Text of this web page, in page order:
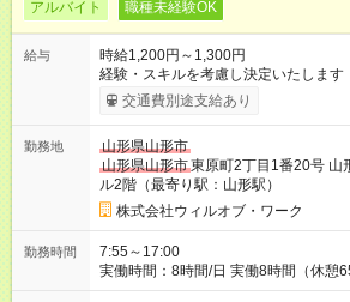
アルバイト 職種未経験OK
給与
時給1,200円～1,300円
経験・スキルを考慮し決定いたします 【試用期間】試用期間あ
り 試用期間の長さ：1ヶ月 雇用形態、
す。
交通費別途支給あり
勤務地
山形県山形市
山形県山形市東原町2丁目1番20号 山
ル2階（最寄り駅：山形駅）
株式会社ウィルオブ・ワーク
勤務時間
7:55～17:00
実働時間：8時間/日 実働8時間（休憩
あり（有給） 残業月5～10時間未満